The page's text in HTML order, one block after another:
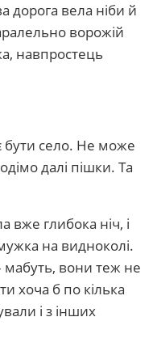
дорога вела ніби й
ворожій
навпростець
село. Не може
далі пішки. Та
вже глибока ніч, і
на видноколі.
вони теж не
хоча б по кілька
і з інших